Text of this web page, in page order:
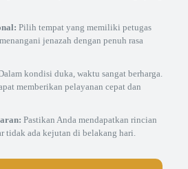
Pilih tempat yang memiliki petugas
jenazah dengan penuh rasa
kondisi duka, waktu sangat berharga.
memberikan pelayanan cepat dan
Pastikan Anda mendapatkan rincian
tidak ada kejutan di belakang hari.